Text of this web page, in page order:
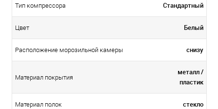
Тип компрессора Стандартный
Цвет Белый
Расположение морозильной камеры снизу
Материал покрытия
металл /
пластик
Материал полок стекло